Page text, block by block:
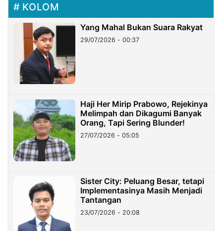
KOLOM
Yang Mahal Bukan Suara Rakyat
29/07/2026 - 00:37
Haji Her Mirip Prabowo, Rejekinya
Melimpah dan Dikagumi Banyak
Orang, Tapi Sering Blunder!
27/07/2026 - 05:05
Sister City: Peluang Besar, tetapi
Implementasinya Masih Menjadi
Tantangan
23/07/2026 - 20:08